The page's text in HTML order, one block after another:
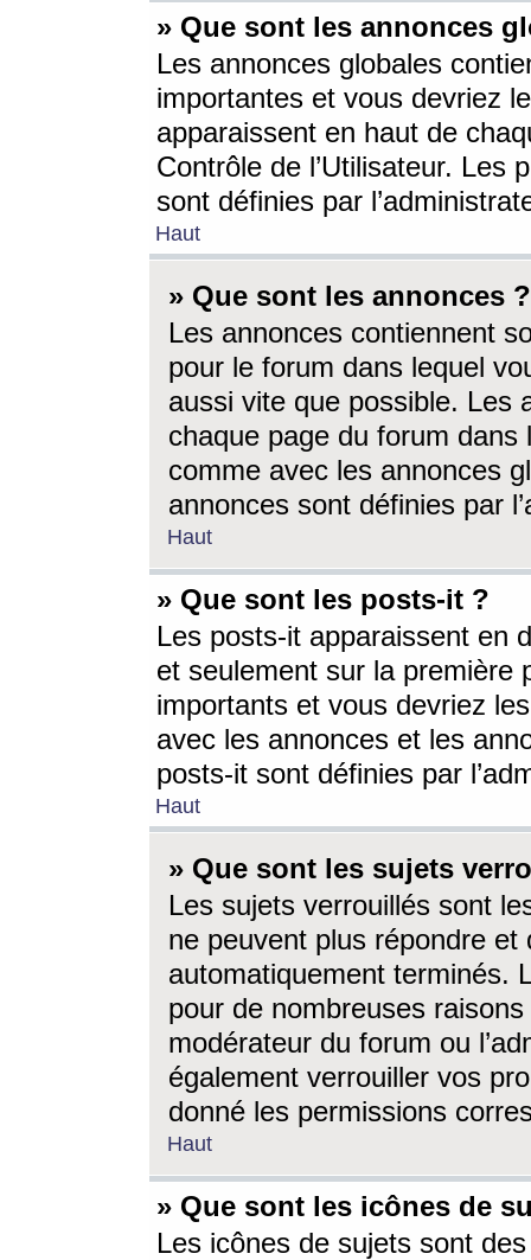
» Que sont les annonces
Les annonces globales
importantes et vous devriez
apparaissent en haut de
Contrôle de l’Utilisateur. Les
sont définies par
Haut
» Que sont les annonces ?
Les annonces contiennent
pour le forum dans lequel
aussi vite que possible. Les
chaque page du forum dans
comme avec les annonces
annonces sont définies par
Haut
» Que sont les posts-it ?
Les posts-it apparaissent en
et seulement sur la première
importants et vous devriez
avec les annonces et les
posts-it sont définies par
Haut
» Que sont les sujets
Les sujets verrouillés sont
ne peuvent plus répondre
automatiquement terminés.
pour de nombreuses
modérateur du forum ou
également verrouiller vos
donné les permissions
Haut
» Que sont les icônes de
Les icônes de sujets sont